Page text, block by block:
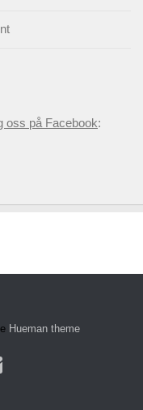
oss på Facebook:
Hueman theme